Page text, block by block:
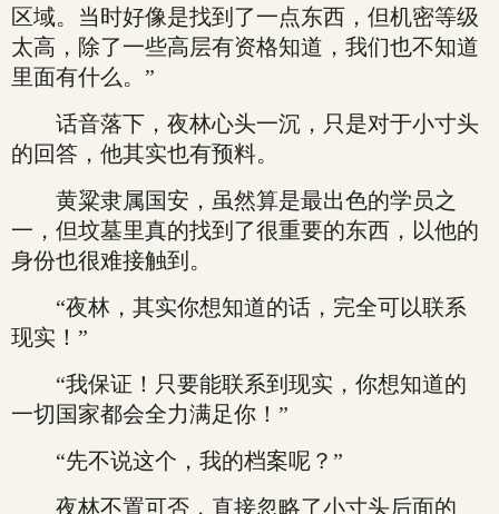
区域。当时好像是找到了一点东西，但机密等级
太高，除了一些高层有资格知道，我们也不知道
里面有什么。”
话音落下，夜林心头一沉，只是对于小寸头
的回答，他其实也有预料。
黄粱隶属国安，虽然算是最出色的学员之
一，但坟墓里真的找到了很重要的东西，以他的
身份也很难接触到。
“夜林，其实你想知道的话，完全可以联系
现实！”
“我保证！只要能联系到现实，你想知道的
一切国家都会全力满足你！”
“先不说这个，我的档案呢？”
夜林不置可否，直接忽略了小寸头后面的